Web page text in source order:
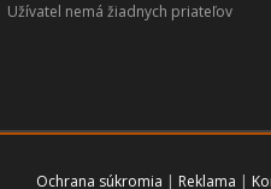
Užívatel nemá žiadnych priateľov
Ochrana súkromia | Reklama |